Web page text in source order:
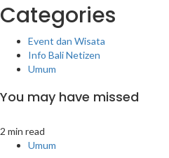
Categories
Event dan Wisata
Info Bali Netizen
Umum
You may have missed
2 min read
Umum